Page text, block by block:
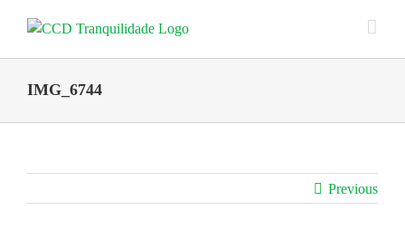
IMG_6744
Previous